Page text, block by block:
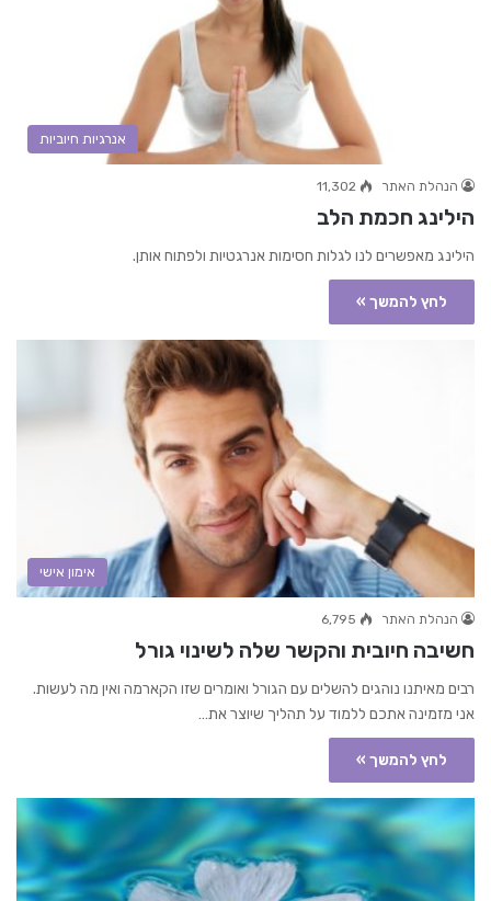
אנרגיות חיוביות
הנהלת האתר 11,302
הילינג חכמת הלב
הילינג מאפשרים לנו לגלות חסימות אנרגטיות ולפתוח אותן.
לחץ להמשך »
אימון אישי
הנהלת האתר 6,795
חשיבה חיובית והקשר שלה לשינוי גורל
רבים מאיתנו נוהגים להשלים עם הגורל ואומרים שזו הקארמה ואין מה לעשות.
אני מזמינה אתכם ללמוד על תהליך שיוצר את…
לחץ להמשך »